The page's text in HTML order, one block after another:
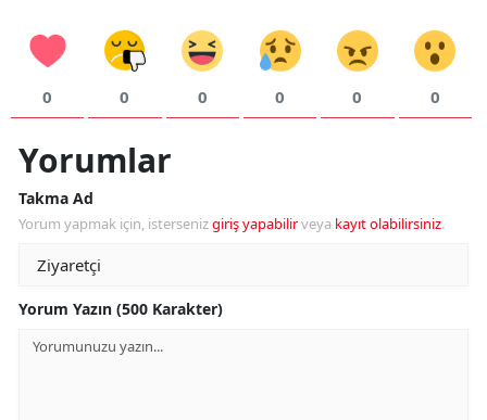
0 0 0 0 0 0
Yorumlar
Takma Ad
Yorum yapmak için, istersenizgiriş yapabilirveya kayıt olabilirsiniz.
Yorum Yazın (500 Karakter)